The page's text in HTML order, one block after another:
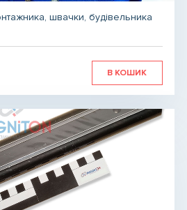
швачки, будівельника
В КОШИК